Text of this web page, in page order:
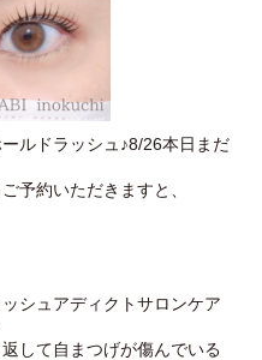
ルドラッシュ♪8/26本日まだ
予約いただきますと、
シュアディクトサロンケア
して自まつげが傷んでいる